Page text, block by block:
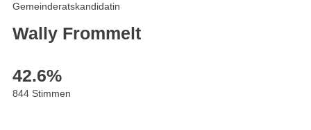
Gemeinderatskandidatin
Wally Frommelt
42.6%
844 Stimmen